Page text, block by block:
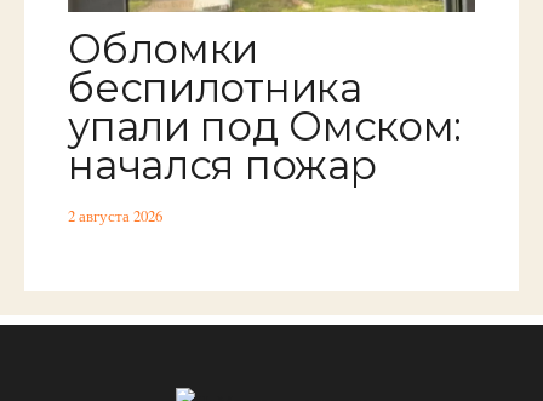
Обломки
беспилотника
упали под Омском:
начался пожар
2 августа 2026